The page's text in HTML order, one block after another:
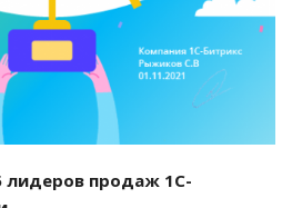
продаж 1С-